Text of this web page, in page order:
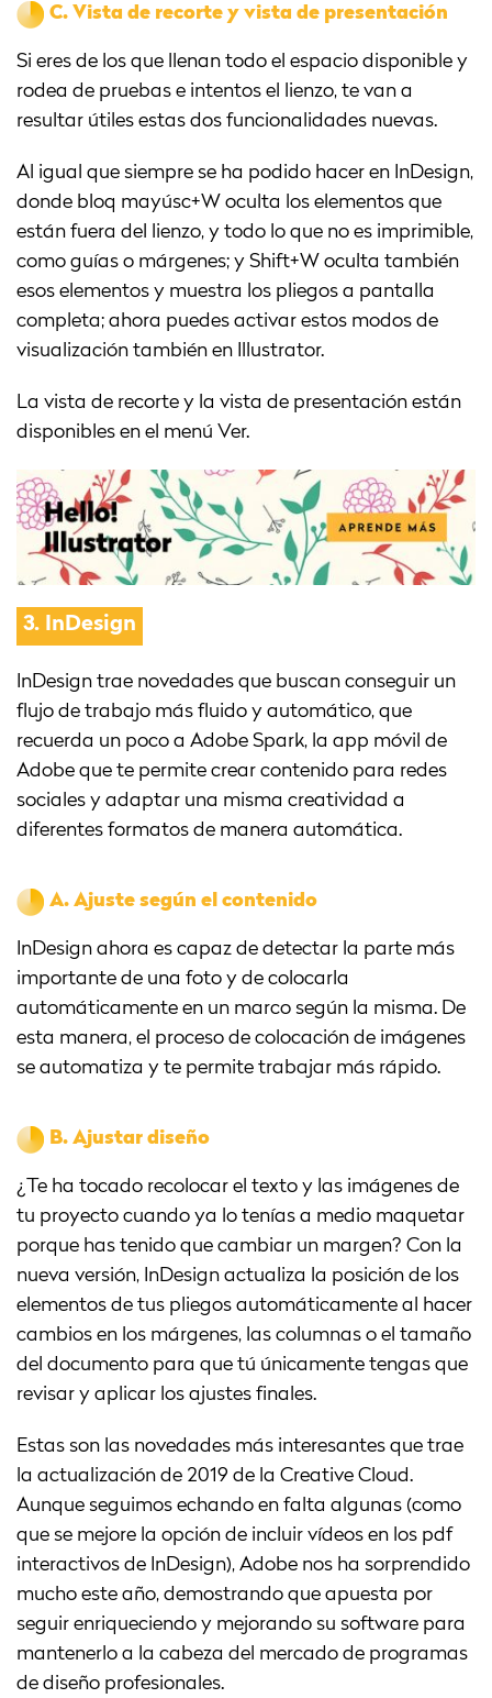
C. Vista de recorte y vista de presentación
Si eres de los que llenan todo el espacio disponible y
rodea de pruebas e intentos el lienzo, te van a
resultar útiles estas dos funcionalidades nuevas.
Al igual que siempre se ha podido hacer en InDesign,
donde bloq mayúsc+W oculta los elementos que
están fuera del lienzo, y todo lo que no es imprimible,
como guías o márgenes; y Shift+W oculta también
esos elementos y muestra los pliegos a pantalla
completa; ahora puedes activar estos modos de
visualización también en Illustrator.
La vista de recorte y la vista de presentación están
disponibles en el menú Ver.
3. InDesign
InDesign trae novedades que buscan conseguir un
flujo de trabajo más fluido y automático, que
recuerda un poco a Adobe Spark, la app móvil de
Adobe que te permite crear contenido para redes
sociales y adaptar una misma creatividad a
diferentes formatos de manera automática.
A. Ajuste según el contenido
InDesign ahora es capaz de detectar la parte más
importante de una foto y de colocarla
automáticamente en un marco según la misma. De
esta manera, el proceso de colocación de imágenes
se automatiza y te permite trabajar más rápido.
B. Ajustar diseño
¿Te ha tocado recolocar el texto y las imágenes de
tu proyecto cuando ya lo tenías a medio maquetar
porque has tenido que cambiar un margen? Con la
nueva versión, InDesign actualiza la posición de los
elementos de tus pliegos automáticamente al hacer
cambios en los márgenes, las columnas o el tamaño
del documento para que tú únicamente tengas que
revisar y aplicar los ajustes finales.
Estas son las novedades más interesantes que trae
la actualización de 2019 de la Creative Cloud.
Aunque seguimos echando en falta algunas (como
que se mejore la opción de incluir vídeos en los pdf
interactivos de InDesign), Adobe nos ha sorprendido
mucho este año, demostrando que apuesta por
seguir enriqueciendo y mejorando su software para
mantenerlo a la cabeza del mercado de programas
de diseño profesionales.